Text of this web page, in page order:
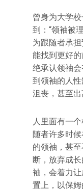
曾身为大学
到：“领袖被
为跟随者承
能找到更好
绝承认领袖
到领袖的人
沮丧，甚至出
人里面有一
随者许多时
的领袖，甚
断，放弃成
袖，会着力
置上，以保姆